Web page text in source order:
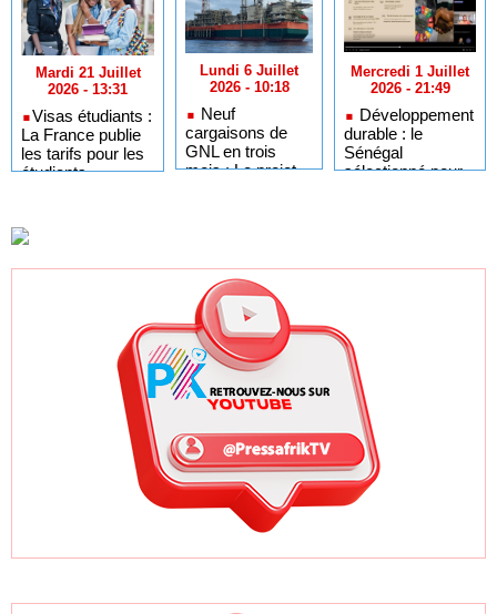
Mardi 21 Juillet
2026 - 13:31
​Visas étudiants :
La France publie
les tarifs pour les
étudiants
africains
Lundi 6 Juillet
2026 - 10:18
Neuf
cargaisons de
GNL en trois
mois : Le projet
Mercredi 1 Juillet
2026 - 21:49
Développement
durable : le
Sénégal
sélectionné pour
ODD